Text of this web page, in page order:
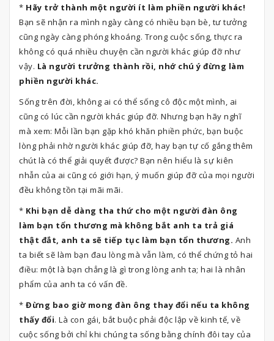
* Hãy trở thành một người ít làm phiền người khác!
Bạn sẽ nhận ra mình ngày càng có nhiều bạn bè, tư tưởng
cũng ngày càng phóng khoáng. Trong cuộc sống, thực ra
không có quá nhiều chuyện cần người khác giúp đỡ như
vậy. Là người trưởng thành rồi, nhớ chú ý đừng làm
phiền người khác.
Sống trên đời, không ai có thể sống cô độc một mình, ai
cũng có lúc cần người khác giúp đỡ. Nhưng bạn hãy nghĩ
mà xem: Mỗi lần bạn gặp khó khăn phiền phức, bạn buộc
lòng phải nhờ người khác giúp đỡ, hay bạn tự cố gắng thêm
chút là có thể giải quyết được? Bạn nên hiểu là sự kiên
nhẫn của ai cũng có giới hạn, ý muốn giúp đỡ của mọi người
đều không tồn tại mãi mãi.
* Khi bạn dễ dàng tha thứ cho một người đàn ông
làm bạn tổn thương mà không bắt anh ta trả giá
thật đắt, anh ta sẽ tiếp tục làm bạn tổn thương. Anh
ta biết sẽ làm bạn đau lòng mà vẫn làm, có thể chứng tỏ hai
điều: một là bạn chẳng là gì trong lòng anh ta; hai là nhân
phẩm của anh ta có vấn đề.
* Đừng bao giờ mong đàn ông thay đổi nếu ta không
thấy đổi. Là con gái, bắt buộc phải độc lập về kinh tế, về
cuộc sống bởi chỉ khi chúng ta sống bằng chính đôi tay của